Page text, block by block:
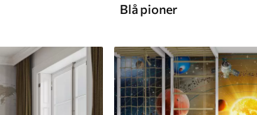
Peel and Stick
Blå pioner